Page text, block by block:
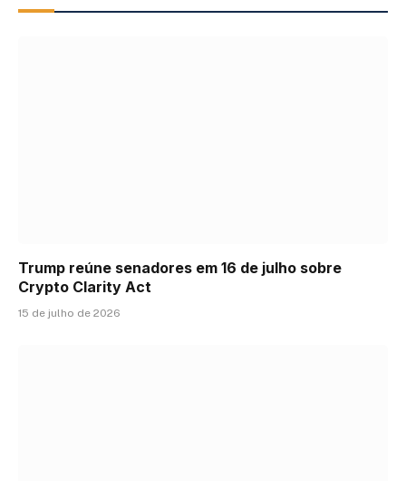
Trump reúne senadores em 16 de julho sobre
Crypto Clarity Act
15 de julho de 2026